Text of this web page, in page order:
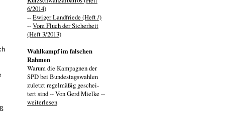
6/2014)
--Ewiger Landfriede (Heft /)
--Vom Fluch der Sicherheit
(Heft 3/2013)
Wahlkampf im falschen
Rahmen
Warum die Kampagnen der
SPD bei Bundestagswahlen
zuletzt regelmäßig geschei-
tert sind -- Von Gerd Mielke --
weiterlesen